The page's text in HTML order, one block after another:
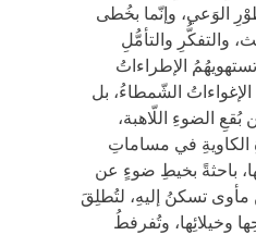
الوَعي، وإنّما بخُطى
والتفكُّرِ والتأمُّلِ
الإطراءاتُ
الإغواءاتُ الشّمطاءُ، بل
الضوءِ اللّاهبة،
الكاويةِ في مساماتِ
باحثةً بخيطِ ضوءٍ عن
تسكنُ إليهِ، لتُطلِقَ
وخيلائِها، وتُفرفطُ